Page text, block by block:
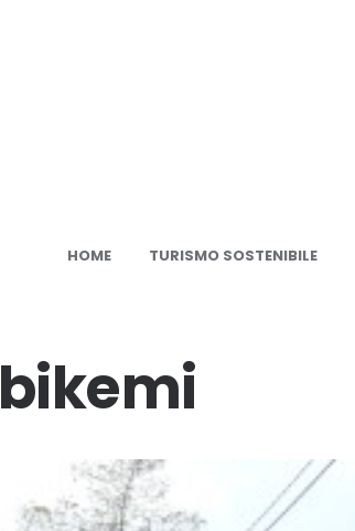
HOME TURISMO SOSTENIBILE
bikemi